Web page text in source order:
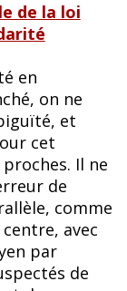
de la loi
en
on ne
et
cet
Il ne
de
comme
avec
par
de